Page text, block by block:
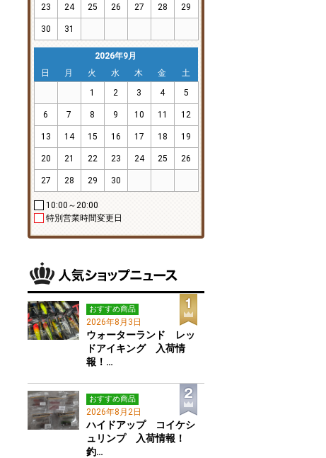
23 24 25 26 27 28 29
30 31
2026年9月
日
月 火 水 木 金
土
1
2 3 4 5
6 7 8 9 10 11 12
13 14 15 16 17 18 19
20 21 22 23 24 25 26
27 28 29 30
10:00～20:00
特別営業時間変更日
おすすめ商品
2026年8月3日
ウォーターランド レッ
ドアイキング 入荷情
報！…
おすすめ商品
2026年8月2日
ハイドアップ コイケシ
ュリンプ 入荷情報！
釣…